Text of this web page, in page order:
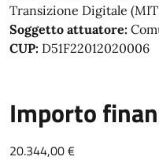
Transizione Digitale
Soggetto attuatore:
CUP: D51F22012020006
Importo
20.344,00 €